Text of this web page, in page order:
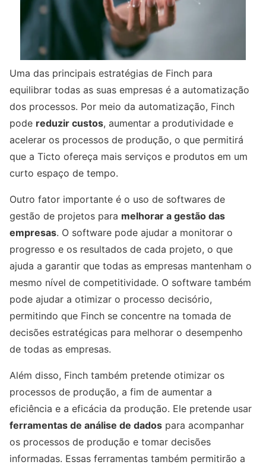
Uma das principais estratégias de Finch para
equilibrar todas as suas empresas é a automatização
dos processos. Por meio da automatização, Finch
pode reduzir custos, aumentar a produtividade e
acelerar os processos de produção, o que permitirá
que a Ticto ofereça mais serviços e produtos em um
curto espaço de tempo.
Outro fator importante é o uso de softwares de
gestão de projetos para melhorar a gestão das
empresas. O software pode ajudar a monitorar o
progresso e os resultados de cada projeto, o que
ajuda a garantir que todas as empresas mantenham o
mesmo nível de competitividade. O software também
pode ajudar a otimizar o processo decisório,
permitindo que Finch se concentre na tomada de
decisões estratégicas para melhorar o desempenho
de todas as empresas.
Além disso, Finch também pretende otimizar os
processos de produção, a fim de aumentar a
eficiência e a eficácia da produção. Ele pretende usar
ferramentas de análise de dados para acompanhar
os processos de produção e tomar decisões
informadas. Essas ferramentas também permitirão a